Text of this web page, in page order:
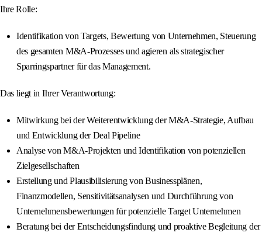
Ihre Rolle:
Identifikation von Targets, Bewertung von Unternehmen, Steuerung
des gesamten M&A-Prozesses und agieren als strategischer
Sparringspartner für das Management.
Das liegt in Ihrer Verantwortung:
Mitwirkung bei der Weiterentwicklung der M&A-Strategie, Aufbau
und Entwicklung der Deal Pipeline
Analyse von M&A-Projekten und Identifikation von potenziellen
Zielgesellschaften
Erstellung und Plausibilisierung von Businessplänen,
Finanzmodellen, Sensitivitätsanalysen und Durchführung von
Unternehmensbewertungen für potenzielle Target Unternehmen
Beratung bei der Entscheidungsfindung und proaktive Begleitung der